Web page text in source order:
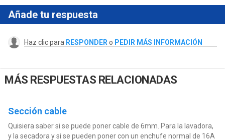
Añade tu respuesta
Haz clic para RESPONDER o PEDIR MÁS INFORMACIÓN
MÁS RESPUESTAS RELACIONADAS
Sección cable
Quisiera saber si se puede poner cable de 6mm. Para la lavadora,
y la secadora y si se pueden poner con un enchufe normal de 16A